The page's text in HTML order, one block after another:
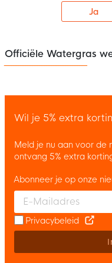
Ja
Officiële Watergras
Wil je 5% extra
Meld je nu aan voor de
ontvang 5% extra
Enter your email and
Abonneer je op onze
Privacybeleid